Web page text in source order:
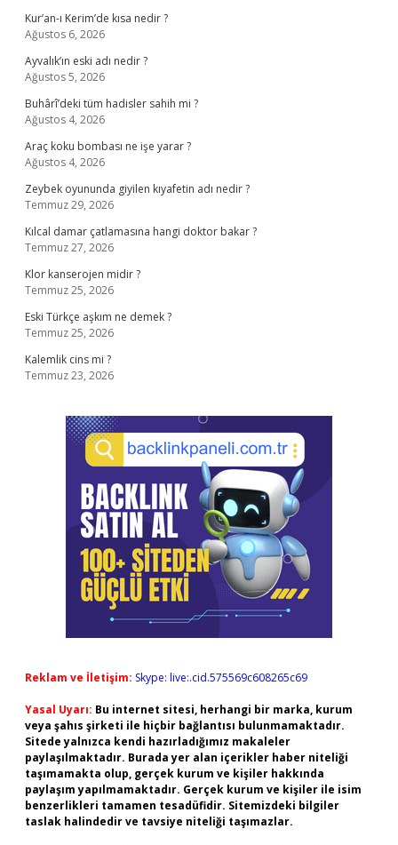
Kur’an-ı Kerim’de kısa nedir ?
Ağustos 6, 2026
Ayvalık’ın eski adı nedir ?
Ağustos 5, 2026
Buhârî’deki tüm hadisler sahih mi ?
Ağustos 4, 2026
Araç koku bombası ne işe yarar ?
Ağustos 4, 2026
Zeybek oyununda giyilen kıyafetin adı nedir ?
Temmuz 29, 2026
Kılcal damar çatlamasına hangi doktor bakar ?
Temmuz 27, 2026
Klor kanserojen midir ?
Temmuz 25, 2026
Eski Türkçe aşkım ne demek ?
Temmuz 25, 2026
Kalemlik cins mi ?
Temmuz 23, 2026
Reklam ve İletişim: Skype: live:.cid.575569c608265c69
Yasal Uyarı: Bu internet sitesi, herhangi bir marka, kurum
veya şahıs şirketi ile hiçbir bağlantısı bulunmamaktadır.
Sitede yalnızca kendi hazırladığımız makaleler
paylaşılmaktadır. Burada yer alan içerikler haber niteliği
taşımamakta olup, gerçek kurum ve kişiler hakkında
paylaşım yapılmamaktadır. Gerçek kurum ve kişiler ile isim
benzerlikleri tamamen tesadüfidir. Sitemizdeki bilgiler
taslak halindedir ve tavsiye niteliği taşımazlar.